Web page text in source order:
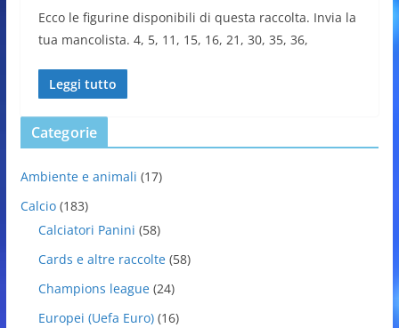
Ecco le figurine disponibili di questa raccolta. Invia la
tua mancolista. 4, 5, 11, 15, 16, 21, 30, 35, 36,
Leggi tutto
Categorie
Ambiente e animali (17)
Calcio(183)
Calciatori Panini (58)
Cards e altre raccolte(58)
Champions league(24)
Europei (Uefa Euro)(16)